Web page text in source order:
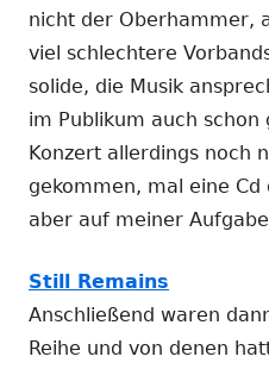
nicht der Oberhammer,
viel schlechtere
solide, die Musik
im Publikum auch
Konzert allerdings noch
gekommen, mal eine
aber auf meiner
Still Remains
Anschließend waren
Reihe und von denen